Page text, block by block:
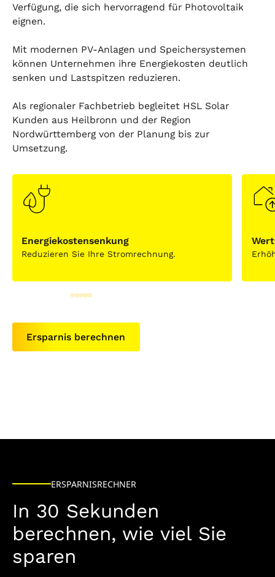
Verfügung, die sich hervorragend für Photovoltaik
eignen.
Mit modernen PV-Anlagen und Speichersystemen
können Unternehmen ihre Energiekosten deutlich
senken und Lastspitzen reduzieren.
Als regionaler Fachbetrieb begleitet HSL Solar
Kunden aus Heilbronn und der Region
Nordwürttemberg von der Planung bis zur
Umsetzung.
Energiekostensenkung
Reduzieren Sie Ihre Stromrechnung.
Ersparnis berechnen
ERSPARNISRECHNER
In 30 Sekunden
berechnen, wie viel Sie
sparen